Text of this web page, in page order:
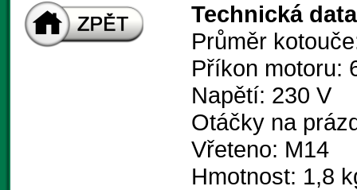
Technická
Průměr
Příkon motoru:
Napětí: 230 V
Otáčky na
Vřeteno: M14
Hmotnost: 1,8